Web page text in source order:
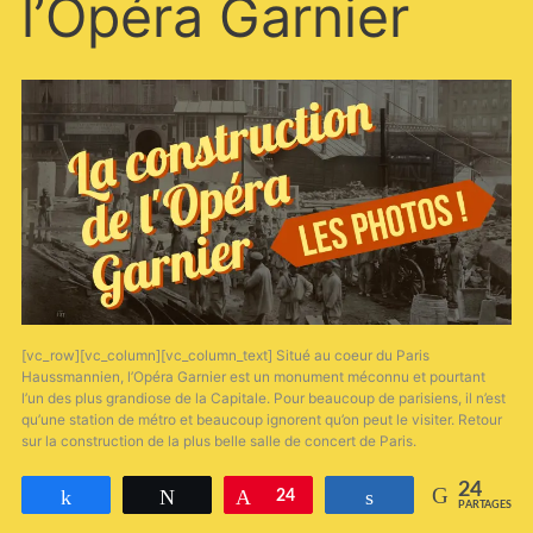
l’Opéra Garnier
[vc_row][vc_column][vc_column_text] Situé au coeur du Paris
Haussmannien, l’Opéra Garnier est un monument méconnu et pourtant
l’un des plus grandiose de la Capitale. Pour beaucoup de parisiens, il n’est
qu’une station de métro et beaucoup ignorent qu’on peut le visiter. Retour
sur la construction de la plus belle salle de concert de Paris.
Tweetez Épingle
24 Partagez 24
PARTAGES
Garnier